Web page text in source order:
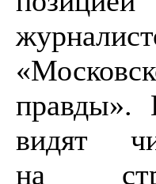
правды».
видят
на